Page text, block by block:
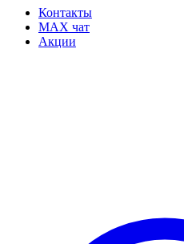
Контакты
MAX чат
Акции